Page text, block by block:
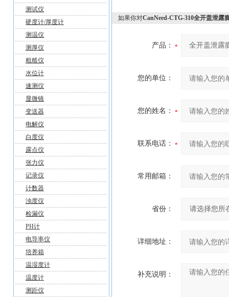
测试仪
硬度计/厚度计
测温仪
测厚仪
粗糙仪
水位计
速测仪
显微镜
变送器
电解仪
白度仪
露点仪
张力仪
记录仪
计数器
浊度仪
检漏仪
PH计
电导率仪
培养箱
温湿度计
温度计
测距仪
如果你对CanNeed-CTG-310全开盖泄露
产品：
您的单位：
您的姓名：
联系电话：
常用邮箱：
省份：
详细地址：
补充说明：